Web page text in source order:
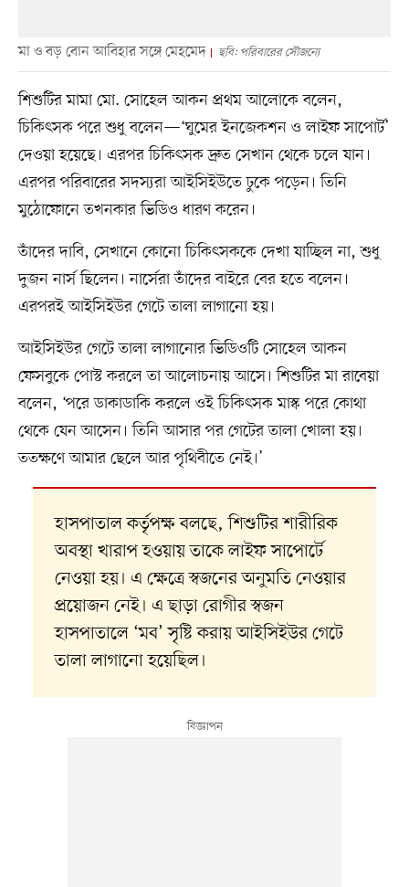
মা ও বড় বোন আবিহার সঙ্গে মেহমেদ ছবি: পরিবারের সৌজন্যে
শিশুটির মামা মো. সোহেল আকন প্রথম আলোকে বলেন,
চিকিৎসক পরে শুধু বলেন—‘ঘুমের ইনজেকশন ও লাইফ সাপোর্ট’
দেওয়া হয়েছে। এরপর চিকিৎসক দ্রুত সেখান থেকে চলে যান।
এরপর পরিবারের সদস্যরা আইসিইউতে ঢুকে পড়েন। তিনি
মুঠোফোনে তখনকার ভিডিও ধারণ করেন।
তাঁদের দাবি, সেখানে কোনো চিকিৎসককে দেখা যাচ্ছিল না, শুধু
দুজন নার্স ছিলেন। নার্সেরা তাঁদের বাইরে বের হতে বলেন।
এরপরই আইসিইউর গেটে তালা লাগানো হয়।
আইসিইউর গেটে তালা লাগানোর ভিডিওটি সোহেল আকন
ফেসবুকে পোস্ট করলে তা আলোচনায় আসে। শিশুটির মা রাবেয়া
বলেন, ‘পরে ডাকাডাকি করলে ওই চিকিৎসক মাস্ক পরে কোথা
থেকে যেন আসেন। তিনি আসার পর গেটের তালা খোলা হয়।
ততক্ষণে আমার ছেলে আর পৃথিবীতে নেই।’
হাসপাতাল কর্তৃপক্ষ বলছে, শিশুটির শারীরিক
অবস্থা খারাপ হওয়ায় তাকে লাইফ সাপোর্টে
নেওয়া হয়। এ ক্ষেত্রে স্বজনের অনুমতি নেওয়ার
প্রয়োজন নেই। এ ছাড়া রোগীর স্বজন
হাসপাতালে ‘মব’ সৃষ্টি করায় আইসিইউর গেটে
তালা লাগানো হয়েছিল।